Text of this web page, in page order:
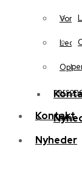
Kontakt
Nyheder